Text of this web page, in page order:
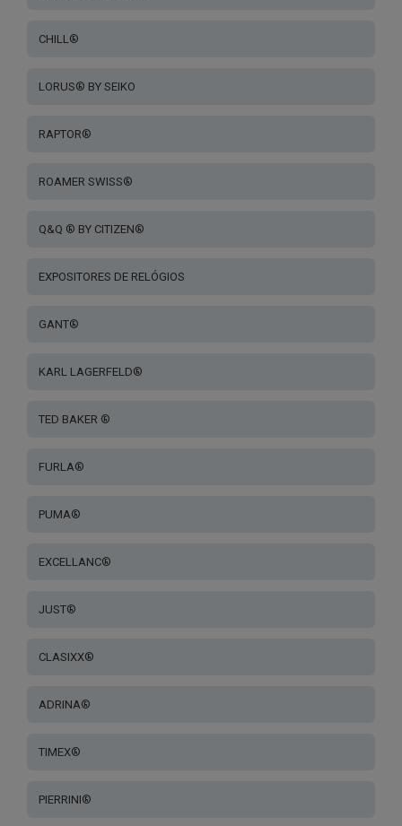
CHILL®
LORUS® BY SEIKO
RAPTOR®
ROAMER SWISS®
Q&Q ® BY CITIZEN®
EXPOSITORES DE RELÓGIOS
GANT®
KARL LAGERFELD®
TED BAKER ®
FURLA®
PUMA®
EXCELLANC®
JUST®
CLASIXX®
ADRINA®
TIMEX®
PIERRINI®